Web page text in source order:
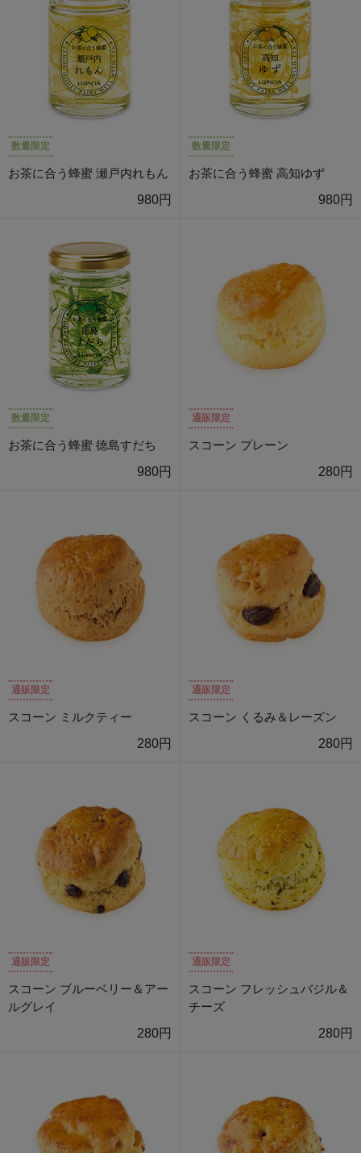
数量限定
お茶に合う蜂蜜 瀬戸内れもん
980円
数量限定
お茶に合う蜂蜜 高知ゆず
980円
数量限定
お茶に合う蜂蜜 徳島すだち
980円
通販限定
スコーン プレーン
280円
通販限定
スコーン ミルクティー
280円
通販限定
スコーン くるみ＆レーズン
280円
通販限定
スコーン ブルーベリー＆アー
ルグレイ
280円
通販限定
スコーン フレッシュバジル＆
チーズ
280円